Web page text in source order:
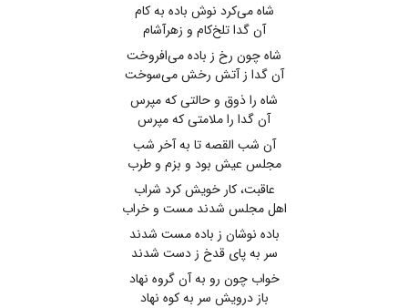
شاه می‌کرد نوش باده به کام
آن گدا تلخ‌کام و زهرآشام
شاه چون رخ ز باده می‌افروخت
آن گدا ز آتش رخش می‌سوخت
شاه را ذوق و حالتی که مپرس
آن گدا را ملامتی که مپرس
آن شب القصه تا به آخر شب
مجلس عیش بود و بزم و طرب
عاقبت، کار خویش کرد شراب
اهل مجلس شدند مست و خراب
باده نوشان ز باده مست شدند
سر به پای قدخ ز دست شدند
خواب چون رو به آن گروه نهاد
باز درویش سر به کوه نهاد